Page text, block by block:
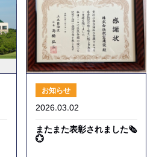
お知らせ
2026.03.02
またまた表彰されました🗞️
💮